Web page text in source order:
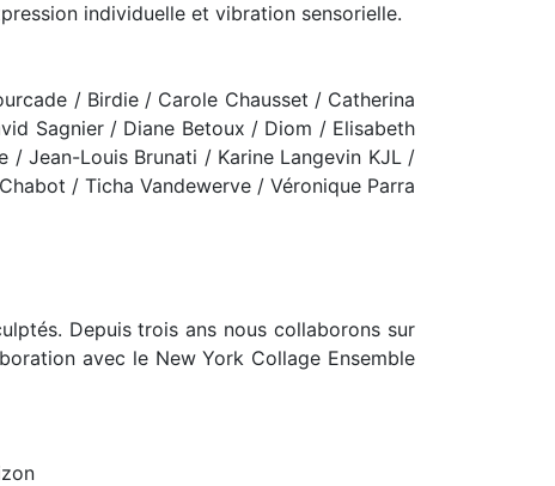
individuelle et vibration sensorielle.
/ Birdie / Carole Chausset / Catherina
Sagnier / Diane Betoux / Diom / Elisabeth
/ Jean-Louis Brunati / Karine Langevin KJL /
/ Ticha Vandewerve / Véronique Parra
Depuis trois ans nous collaborons sur
avec le New York Collage Ensemble